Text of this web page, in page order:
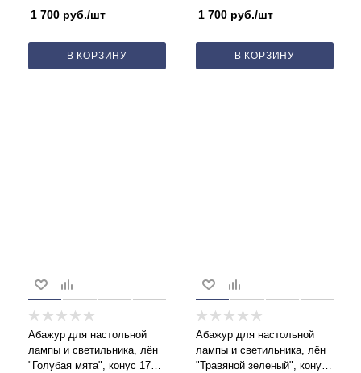
1 700 руб./шт
В КОРЗИНУ
1 700 руб./шт
В КОРЗИНУ
Абажур для настольной
лампы и светильника, лён
"Голубая мята", конус 17
Абажур для настольной
лампы и светильника, лён
"Травяной зеленый", конус